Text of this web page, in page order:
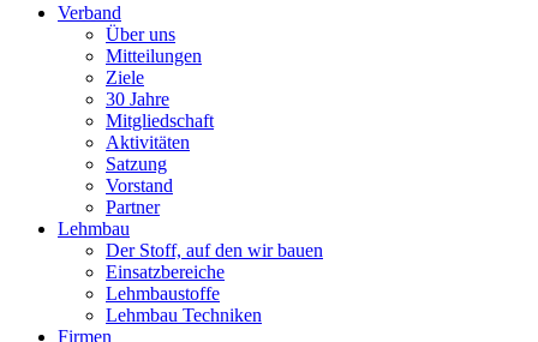
Verband
Über uns
Mitteilungen
Ziele
30 Jahre
Mitgliedschaft
Aktivitäten
Satzung
Vorstand
Partner
Lehmbau
Der Stoff, auf den wir bauen
Einsatzbereiche
Lehmbaustoffe
Lehmbau Techniken
Firmen